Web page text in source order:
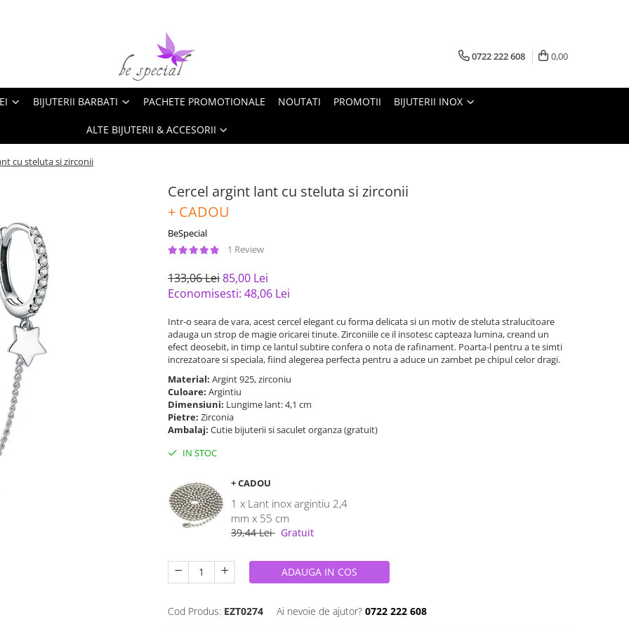
0722 222 608 0,00
BIJUTERII BARBATI PACHETE PROMOTIONALE NOUTATI PROMOTII BIJUTERII INOX
ALTE BIJUTERII & ACCESORII
cu steluta si zirconii
Cercel argint lant cu steluta si zirconii
+ CADOU
BeSpecial
1 Review
133,06 Lei85,00 Lei
Economisesti: 48,06 Lei
Intr-o seara de vara, acest cercel elegant cu forma delicata si un motiv de steluta stralucitoare
adauga un strop de magie oricarei tinute. Zirconiile ce il insotesc capteaza lumina, creand un
efect deosebit, in timp ce lantul subtire confera o nota de rafinament. Poarta-l pentru a te simti
increzatoare si speciala, fiind alegerea perfecta pentru a aduce un zambet pe chipul celor dragi.
Material: Argint 925, zirconiu
Culoare: Argintiu
Dimensiuni: Lungime lant: 4,1 cm
Pietre: Zirconia
Ambalaj: Cutie bijuterii si saculet organza (gratuit)
IN STOC
+ CADOU
1 x Lant inox argintiu 2,4
mm x 55 cm
39,44 Lei Gratuit
ADAUGA IN COS
Cod Produs: EZT0274 Ai nevoie de ajutor? 0722 222 608